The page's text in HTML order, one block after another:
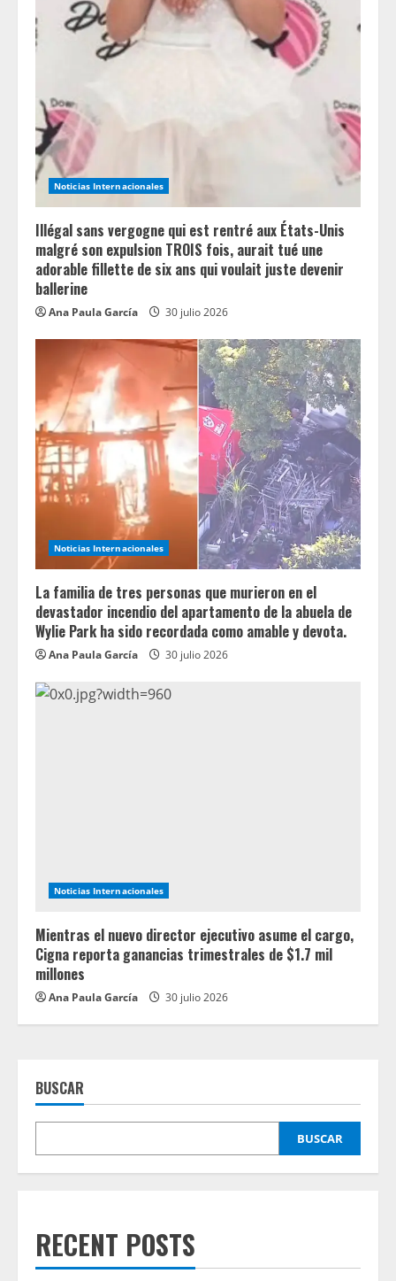
e
a
d
i
n
g Noticias Internacionales
Illégal sans vergogne qui est rentré aux États-Unis
malgré son expulsion TROIS fois, aurait tué une
adorable fillette de six ans qui voulait juste devenir
ballerine
Ana Paula García 30 julio 2026
Noticias Internacionales
La familia de tres personas que murieron en el
devastador incendio del apartamento de la abuela de
Wylie Park ha sido recordada como amable y devota.
Ana Paula García 30 julio 2026
Noticias Internacionales
Mientras el nuevo director ejecutivo asume el cargo,
Cigna reporta ganancias trimestrales de $1.7 mil
millones
Ana Paula García 30 julio 2026
BUSCAR
BUSCAR
RECENT POSTS